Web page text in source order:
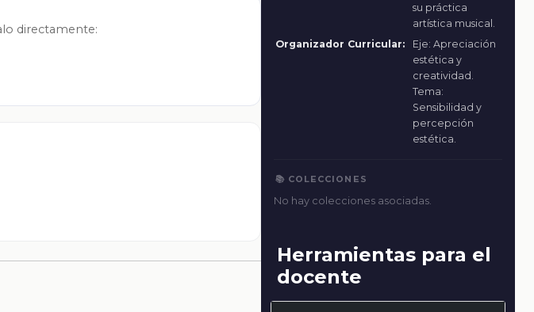
directamente:
su práctica
artística musical.
Organizador Curricular:
Eje: Apreciación
estética y
creatividad.
Tema:
Sensibilidad y
percepción
estética.
📚 COLECCIONES
No hay colecciones asociadas.
Herramientas para el
docente